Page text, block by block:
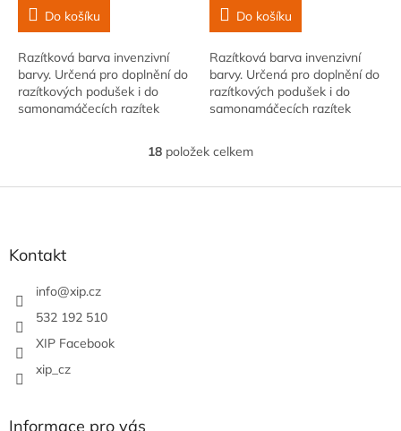
Do košíku
Razítková barva invenzivní
barvy. Určená pro doplnění do
razítkových podušek i do
samonamáčecích razítek
Do košíku
Razítková barva invenzivní
barvy. Určená pro doplnění do
razítkových podušek i do
samonamáčecích razítek
O
l
18 položek celkem
Z
Kontakt
info@xip.cz
532 192 510
XIP Facebook
xip_cz
Informace pro vás